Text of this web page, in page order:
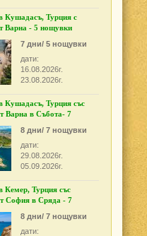
Кушадасъ, Турция с
Варна - 5 нощувки
7 дни/ 5 нощувки
дати:
16.08.2026г.
23.08.2026г.
Кушадасъ, Турция със
Варна в Събота- 7
8 дни/ 7 нощувки
дати:
29.08.2026г.
05.09.2026г.
Кемер, Турция със
София в Сряда - 7
8 дни/ 7 нощувки
дати: